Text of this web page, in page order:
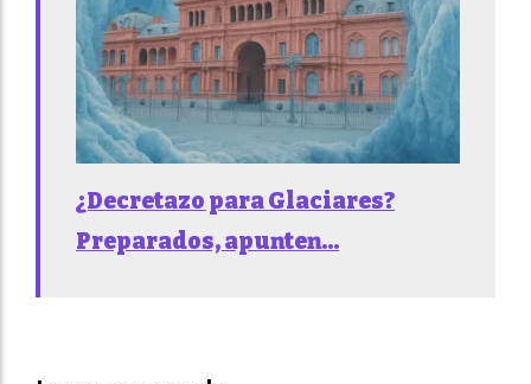
¿Decretazo para Glaciares?
Preparados, apunten...